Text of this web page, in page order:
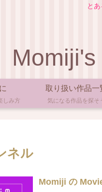
と
しみ方
取り扱い作品一
気になる作品を探そ
ネル
Momiji の